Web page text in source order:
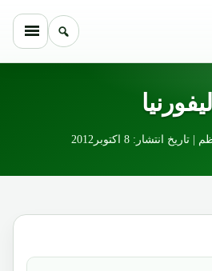
انتشار: 8 اکتوبر2012